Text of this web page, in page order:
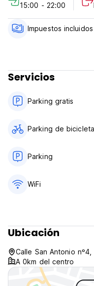
15:00 - 22:00
Impuestos incluidos
Servicios
Parking gratis
Parking de
Parking
WiFi
Ubicación
Calle San Antonio
A 0km del centro